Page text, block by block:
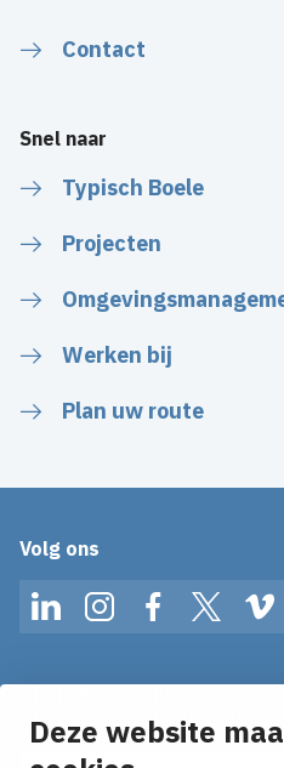
Deze website
Contact
Snel naar
Typisch Boele
Projecten
Werken bij
Plan uw route
Volg ons
LinkedInInstagramFacebookTwitter
Ontvang onze nieuws
E-mailadres